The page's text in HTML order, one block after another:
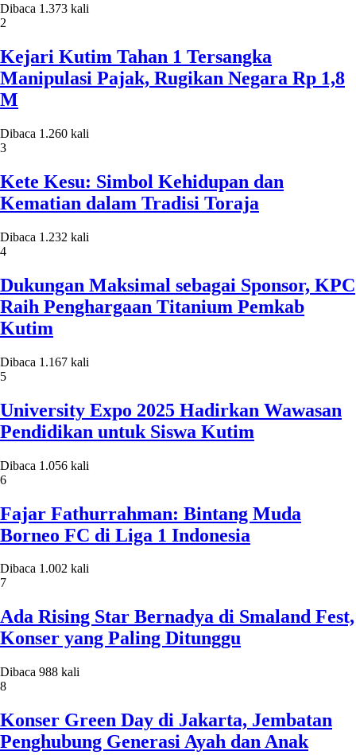
Dibaca 1.373 kali
2
Kejari Kutim Tahan 1 Tersangka
Manipulasi Pajak, Rugikan Negara Rp 1,8
M
Dibaca 1.260 kali
3
Kete Kesu: Simbol Kehidupan dan
Kematian dalam Tradisi Toraja
Dibaca 1.232 kali
4
Dukungan Maksimal sebagai Sponsor, KPC
Raih Penghargaan Titanium Pemkab
Kutim
Dibaca 1.167 kali
5
University Expo 2025 Hadirkan Wawasan
Pendidikan untuk Siswa Kutim
Dibaca 1.056 kali
6
Fajar Fathurrahman: Bintang Muda
Borneo FC di Liga 1 Indonesia
Dibaca 1.002 kali
7
Ada Rising Star Bernadya di Smaland Fest,
Konser yang Paling Ditunggu
Dibaca 988 kali
8
Konser Green Day di Jakarta, Jembatan
Penghubung Generasi Ayah dan Anak